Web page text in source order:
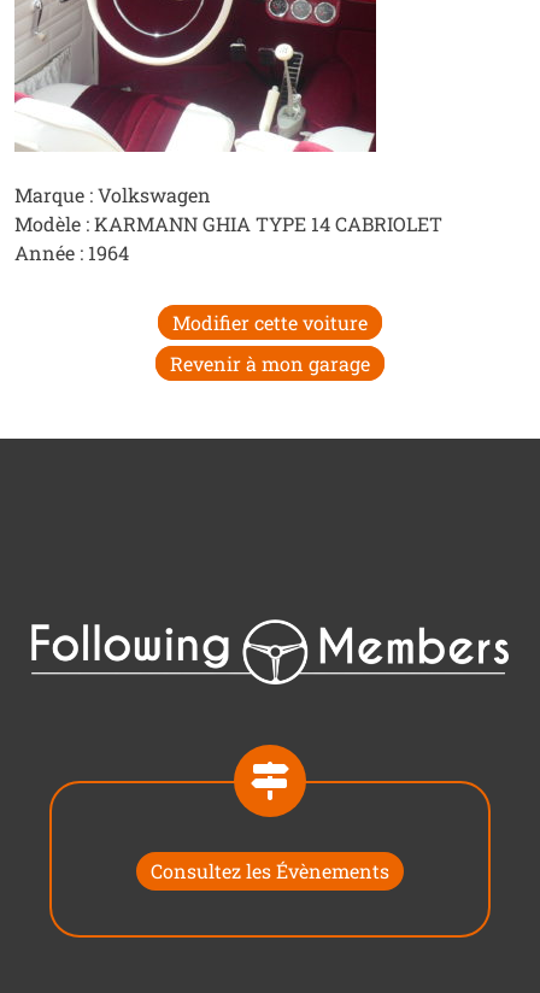
Marque : Volkswagen
Modèle : KARMANN GHIA TYPE 14 CABRIOLET
Année : 1964
Modifier cette voiture
Revenir à mon garage
Consultez les Évènements